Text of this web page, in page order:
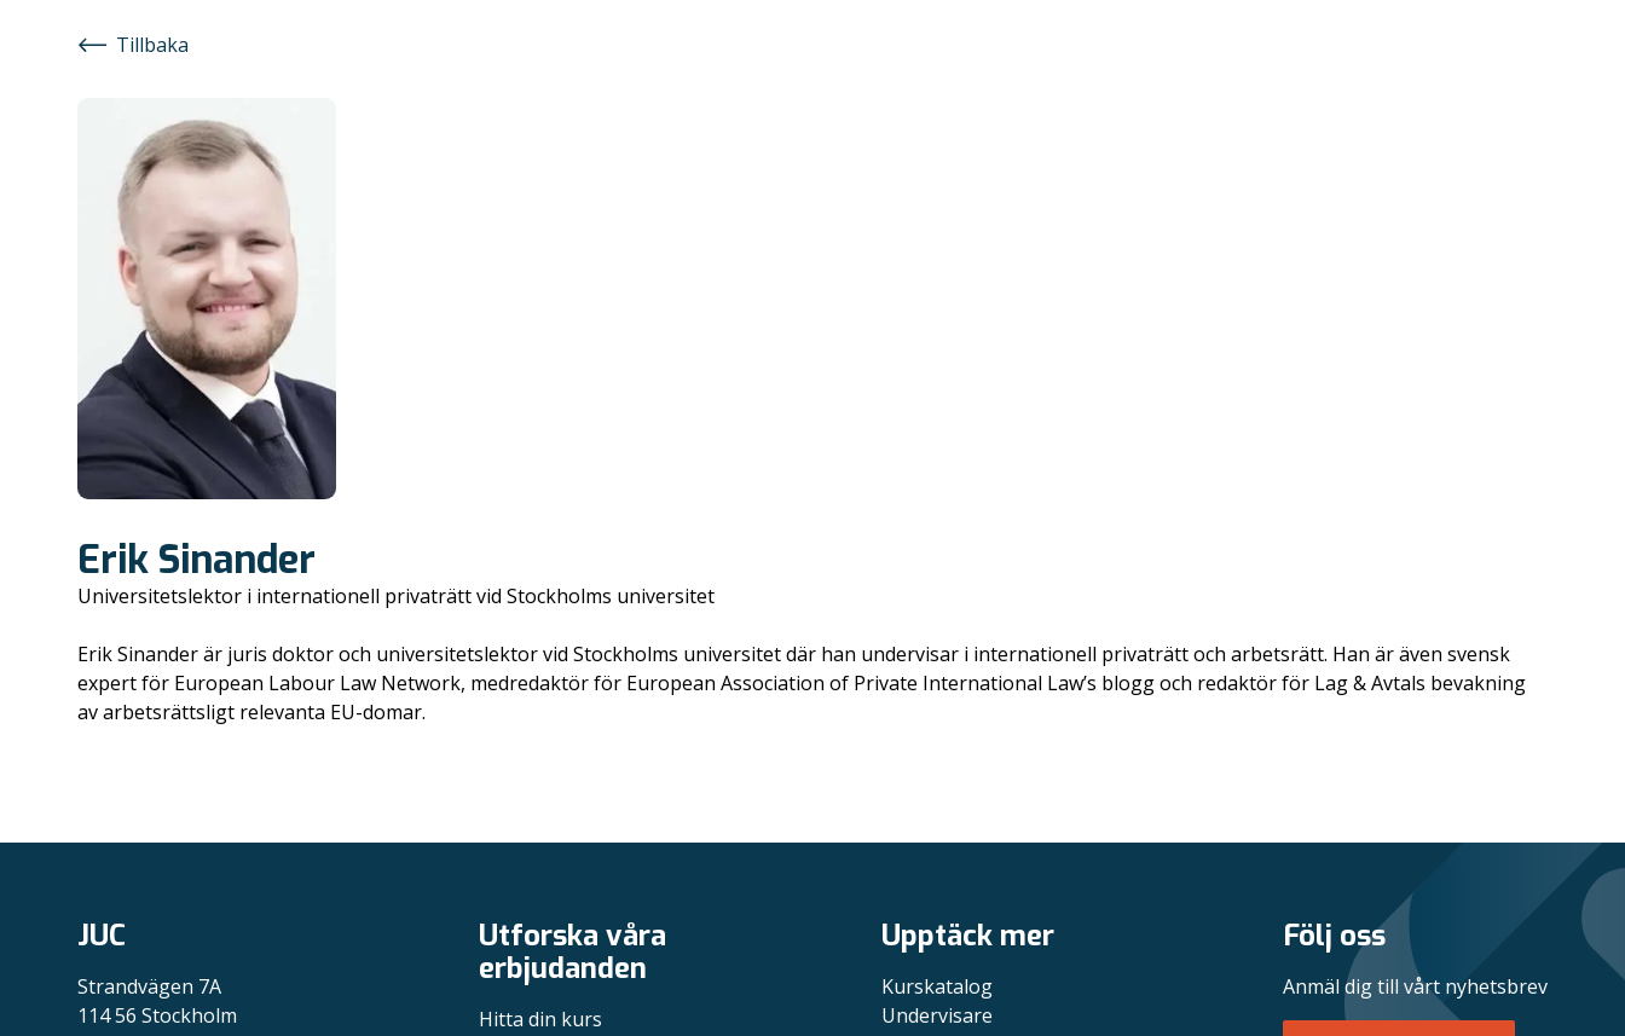
Tillbaka
Erik Sinander
Universitetslektor i internationell privaträtt vid Stockholms universitet
Erik Sinander är juris doktor och universitetslektor vid Stockholms universitet där han undervisar i internationell privaträtt och arbetsrätt. Han är även svensk
expert för European Labour Law Network, medredaktör för European Association of Private International Law’s blogg och redaktör för Lag & Avtals bevakning
av arbetsrättsligt relevanta EU-domar.
JUC
Strandvägen 7A
114 56 Stockholm
Utforska våra
erbjudanden
Hitta din kurs
Upptäck mer
Kurskatalog
Undervisare
Följ oss
Anmäl dig till vårt nyhetsbrev